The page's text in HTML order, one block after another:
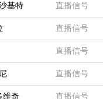
基特 直播信号
直播信号
直播信号
直播信号
维奇 直播信号